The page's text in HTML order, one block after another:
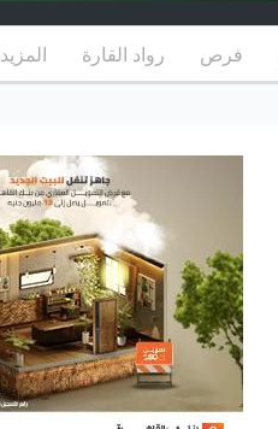
فرص رواد القارة المزيد